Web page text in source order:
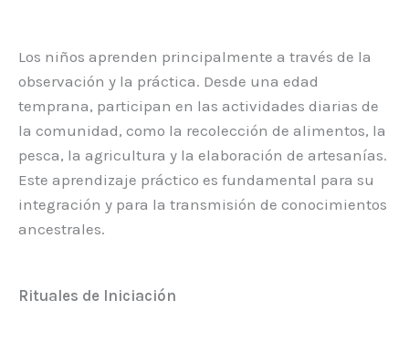
Los niños aprenden principalmente a través de la
observación y la práctica. Desde una edad
temprana, participan en las actividades diarias de
la comunidad, como la recolección de alimentos, la
pesca, la agricultura y la elaboración de artesanías.
Este aprendizaje práctico es fundamental para su
integración y para la transmisión de conocimientos
ancestrales.
Rituales de Iniciación